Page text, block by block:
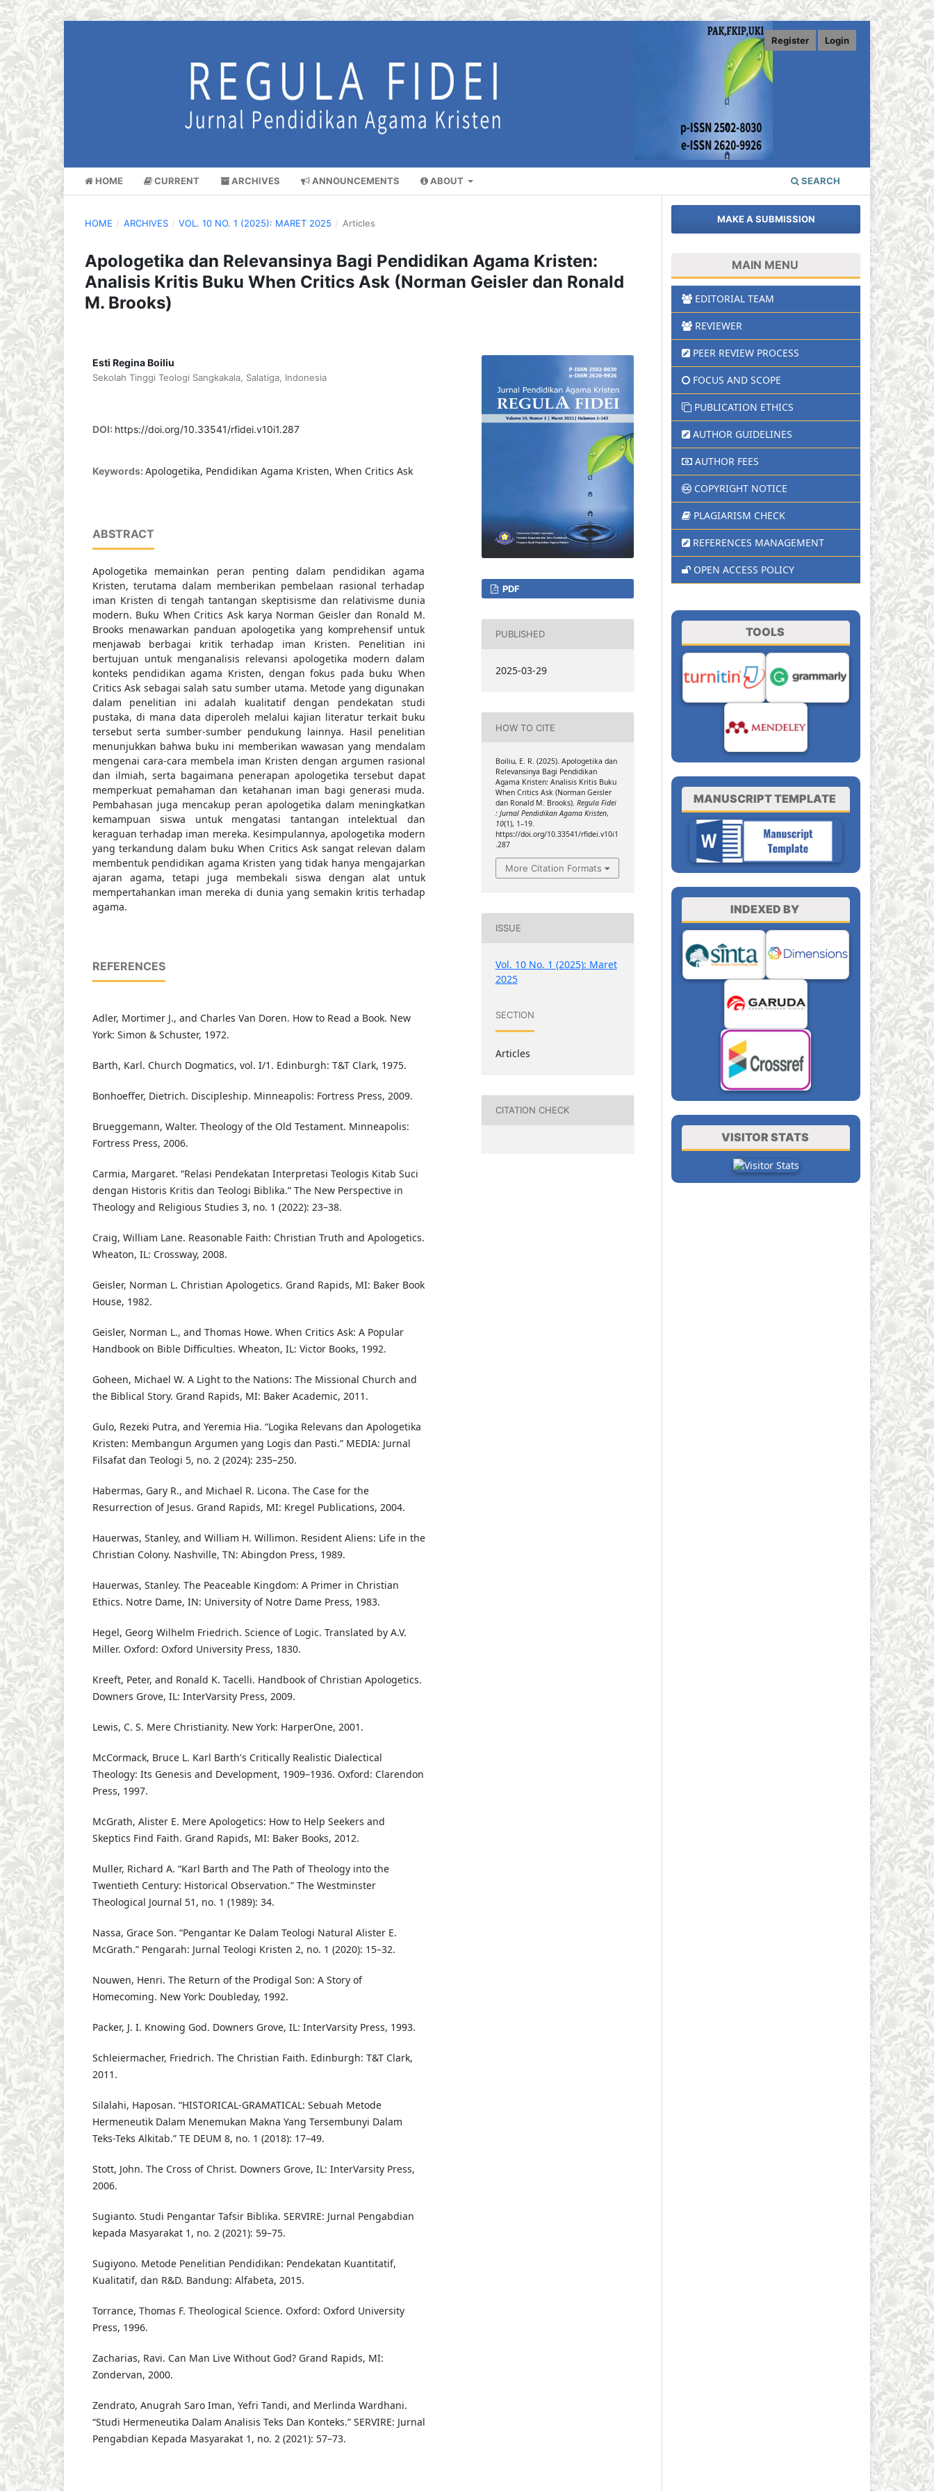
HOME CURRENT ARCHIVES ANNOUNCEMENTS ABOUT SEARCH
Register Login
HOME / ARCHIVES / VOL. 10 NO. 1 (2025): MARET 2025 / Articles
Apologetika dan Relevansinya Bagi Pendidikan Agama Kristen:
Analisis Kritis Buku When Critics Ask (Norman Geisler dan Ronald
M. Brooks)
Esti Regina Boiliu
Sekolah Tinggi Teologi Sangkakala, Salatiga, Indonesia
DOI: https://doi.org/10.33541/rfidei.v10i1.287
Keywords: Apologetika, Pendidikan Agama Kristen, When Critics Ask
ABSTRACT
Apologetika memainkan peran penting dalam pendidikan agama
Kristen, terutama dalam memberikan pembelaan rasional terhadap
iman Kristen di tengah tantangan skeptisisme dan relativisme dunia
modern. Buku When Critics Ask karya Norman Geisler dan Ronald M.
Brooks menawarkan panduan apologetika yang komprehensif untuk
menjawab berbagai kritik terhadap iman Kristen. Penelitian ini
bertujuan untuk menganalisis relevansi apologetika modern dalam
konteks pendidikan agama Kristen, dengan fokus pada buku When
Critics Ask sebagai salah satu sumber utama. Metode yang digunakan
dalam penelitian ini adalah kualitatif dengan pendekatan studi
pustaka, di mana data diperoleh melalui kajian literatur terkait buku
tersebut serta sumber-sumber pendukung lainnya. Hasil penelitian
menunjukkan bahwa buku ini memberikan wawasan yang mendalam
mengenai cara-cara membela iman Kristen dengan argumen rasional
dan ilmiah, serta bagaimana penerapan apologetika tersebut dapat
memperkuat pemahaman dan ketahanan iman bagi generasi muda.
Pembahasan juga mencakup peran apologetika dalam meningkatkan
kemampuan siswa untuk mengatasi tantangan intelektual dan
keraguan terhadap iman mereka. Kesimpulannya, apologetika modern
yang terkandung dalam buku When Critics Ask sangat relevan dalam
membentuk pendidikan agama Kristen yang tidak hanya mengajarkan
ajaran agama, tetapi juga membekali siswa dengan alat untuk
mempertahankan iman mereka di dunia yang semakin kritis terhadap
agama.
REFERENCES
Adler, Mortimer J., and Charles Van Doren. How to Read a Book. New
York: Simon & Schuster, 1972.
Barth, Karl. Church Dogmatics, vol. I/1. Edinburgh: T&T Clark, 1975.
Bonhoeffer, Dietrich. Discipleship. Minneapolis: Fortress Press, 2009.
Brueggemann, Walter. Theology of the Old Testament. Minneapolis:
Fortress Press, 2006.
Carmia, Margaret. “Relasi Pendekatan Interpretasi Teologis Kitab Suci
dengan Historis Kritis dan Teologi Biblika.” The New Perspective in
Theology and Religious Studies 3, no. 1 (2022): 23–38.
Craig, William Lane. Reasonable Faith: Christian Truth and Apologetics.
Wheaton, IL: Crossway, 2008.
Geisler, Norman L. Christian Apologetics. Grand Rapids, MI: Baker Book
House, 1982.
Geisler, Norman L., and Thomas Howe. When Critics Ask: A Popular
Handbook on Bible Difficulties. Wheaton, IL: Victor Books, 1992.
Goheen, Michael W. A Light to the Nations: The Missional Church and
the Biblical Story. Grand Rapids, MI: Baker Academic, 2011.
Gulo, Rezeki Putra, and Yeremia Hia. “Logika Relevans dan Apologetika
Kristen: Membangun Argumen yang Logis dan Pasti.” MEDIA: Jurnal
Filsafat dan Teologi 5, no. 2 (2024): 235–250.
Habermas, Gary R., and Michael R. Licona. The Case for the
Resurrection of Jesus. Grand Rapids, MI: Kregel Publications, 2004.
Hauerwas, Stanley, and William H. Willimon. Resident Aliens: Life in the
Christian Colony. Nashville, TN: Abingdon Press, 1989.
Hauerwas, Stanley. The Peaceable Kingdom: A Primer in Christian
Ethics. Notre Dame, IN: University of Notre Dame Press, 1983.
Hegel, Georg Wilhelm Friedrich. Science of Logic. Translated by A.V.
Miller. Oxford: Oxford University Press, 1830.
Kreeft, Peter, and Ronald K. Tacelli. Handbook of Christian Apologetics.
Downers Grove, IL: InterVarsity Press, 2009.
Lewis, C. S. Mere Christianity. New York: HarperOne, 2001.
McCormack, Bruce L. Karl Barth's Critically Realistic Dialectical
Theology: Its Genesis and Development, 1909–1936. Oxford: Clarendon
Press, 1997.
McGrath, Alister E. Mere Apologetics: How to Help Seekers and
Skeptics Find Faith. Grand Rapids, MI: Baker Books, 2012.
Muller, Richard A. “Karl Barth and The Path of Theology into the
Twentieth Century: Historical Observation.” The Westminster
Theological Journal 51, no. 1 (1989): 34.
Nassa, Grace Son. “Pengantar Ke Dalam Teologi Natural Alister E.
McGrath.” Pengarah: Jurnal Teologi Kristen 2, no. 1 (2020): 15–32.
Nouwen, Henri. The Return of the Prodigal Son: A Story of
Homecoming. New York: Doubleday, 1992.
Packer, J. I. Knowing God. Downers Grove, IL: InterVarsity Press, 1993.
Schleiermacher, Friedrich. The Christian Faith. Edinburgh: T&T Clark,
2011.
Silalahi, Haposan. “HISTORICAL-GRAMATICAL: Sebuah Metode
Hermeneutik Dalam Menemukan Makna Yang Tersembunyi Dalam
Teks-Teks Alkitab.” TE DEUM 8, no. 1 (2018): 17–49.
Stott, John. The Cross of Christ. Downers Grove, IL: InterVarsity Press,
2006.
Sugianto. Studi Pengantar Tafsir Biblika. SERVIRE: Jurnal Pengabdian
kepada Masyarakat 1, no. 2 (2021): 59–75.
Sugiyono. Metode Penelitian Pendidikan: Pendekatan Kuantitatif,
Kualitatif, dan R&D. Bandung: Alfabeta, 2015.
Torrance, Thomas F. Theological Science. Oxford: Oxford University
Press, 1996.
Zacharias, Ravi. Can Man Live Without God? Grand Rapids, MI:
Zondervan, 2000.
Zendrato, Anugrah Saro Iman, Yefri Tandi, and Merlinda Wardhani.
“Studi Hermeneutika Dalam Analisis Teks Dan Konteks.” SERVIRE: Jurnal
Pengabdian Kepada Masyarakat 1, no. 2 (2021): 57–73.
PDF
PUBLISHED
2025-03-29
HOW TO CITE
Boiliu, E. R. (2025). Apologetika dan
Relevansinya Bagi Pendidikan
Agama Kristen: Analisis Kritis Buku
When Critics Ask (Norman Geisler
dan Ronald M. Brooks). Regula Fidei
: Jurnal Pendidikan Agama Kristen,
10(1), 1–19.
https://doi.org/10.33541/rfidei.v10i1
.287
More Citation Formats
ISSUE
Vol. 10 No. 1 (2025): Maret
2025
SECTION
Articles
CITATION CHECK
MAKE A SUBMISSION
MAIN MENU
EDITORIAL TEAM
REVIEWER
PEER REVIEW PROCESS
FOCUS AND SCOPE
PUBLICATION ETHICS
AUTHOR GUIDELINES
AUTHOR FEES
COPYRIGHT NOTICE
PLAGIARISM CHECK
REFERENCES MANAGEMENT
OPEN ACCESS POLICY
TOOLS
MANUSCRIPT TEMPLATE
INDEXED BY
VISITOR STATS